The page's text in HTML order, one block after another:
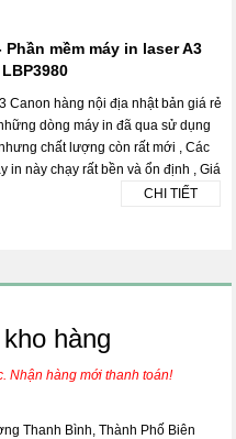
Phần mềm máy in laser A3
Canon hàng nội địa nhật bản giá rẻ
dòng máy in đã qua sử dụng
chất lượng còn rất mới , Các
in này chạy rất bền và ổn định , Giá
CHI TIẾT
hàng
Nhận hàng mới thanh toán!
Thanh Bình, Thành Phố Biên